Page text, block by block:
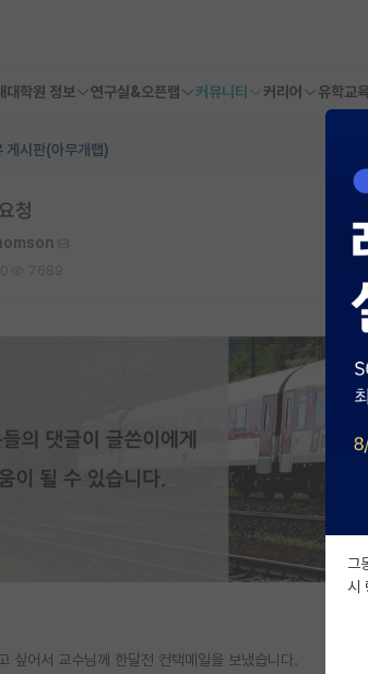
대학원 정보 연구실&오픈랩 커뮤니티 커리어 유학교
게시판(아무개랩)
청
싶어서 교수님께 한달전 컨택메일을 보냈습니다.
그
시